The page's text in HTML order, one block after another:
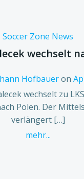
Soccer Zone News
wechselt
Hofbaueron
wechselt zu
Polen. Der
verlängert […]
mehr...